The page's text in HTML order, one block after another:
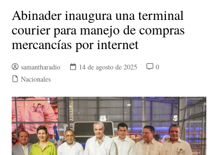
Abinader inaugura una terminal
courier para manejo de compras
mercancías por internet
samantharadio 14 de agosto de 2025
0
Nacionales